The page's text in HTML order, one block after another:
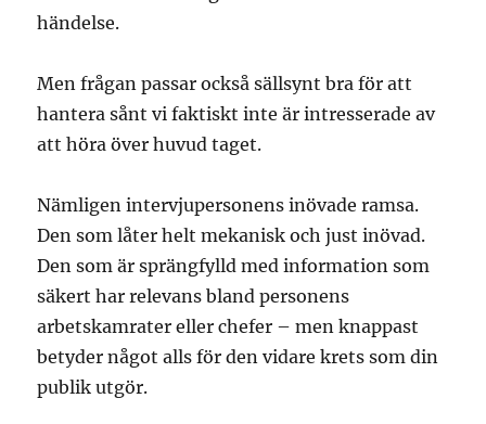
händelse.
Men frågan passar också sällsynt bra för att
hantera sånt vi faktiskt inte är intresserade av
att höra över huvud taget.
Nämligen intervjupersonens inövade ramsa.
Den som låter helt mekanisk och just inövad.
Den som är sprängfylld med information som
säkert har relevans bland personens
arbetskamrater eller chefer – men knappast
betyder något alls för den vidare krets som din
publik utgör.